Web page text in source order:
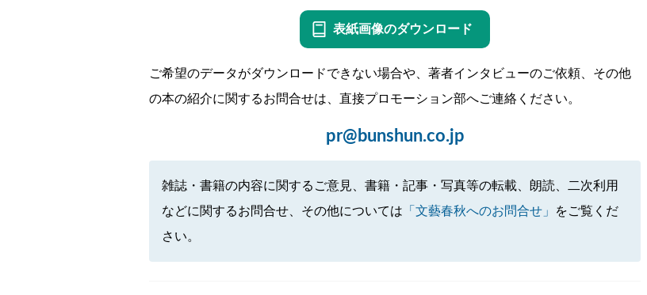
表紙画像のダウンロード
ご希望のデータがダウンロードできない場合や、著者インタビューのご依頼、その他
の本の紹介に関するお問合せは、直接プロモーション部へご連絡ください。
pr@bunshun.co.jp
雑誌・書籍の内容に関するご意見、書籍・記事・写真等の転載、朗読、二次利用
などに関するお問合せ、その他については 「文藝春秋へのお問合せ」
をご覧くだ
さい。